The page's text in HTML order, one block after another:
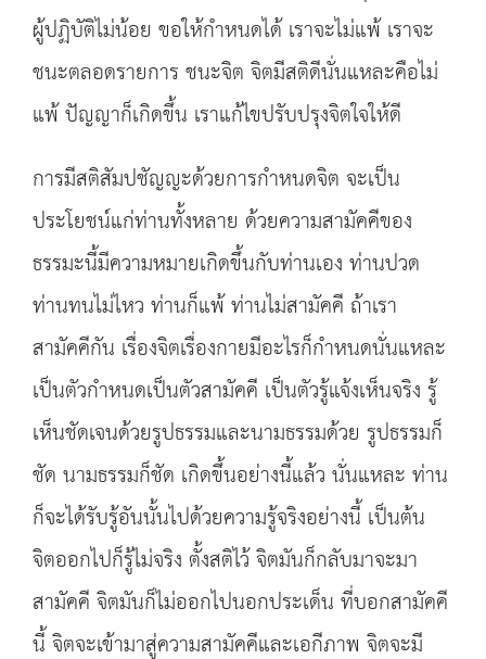
ผู้ปฏิบัติไม่น้อย ขอให้กำหนดได้ เราจะไม่แพ้ เราจะ
ชนะตลอดรายการ ชนะจิต จิตมีสติดีนั่นแหละคือไม่
แพ้ ปัญญาก็เกิดขึ้น เราแก้ไขปรับปรุงจิตใจให้ดี
การมีสติสัมปชัญญะด้วยการกำหนดจิต จะเป็น
ประโยชน์แก่ท่านทั้งหลาย ด้วยความสามัคคีของ
ธรรมะนี้มีความหมายเกิดขึ้นกับท่านเอง ท่านปวด
ท่านทนไม่ไหว ท่านก็แพ้ ท่านไม่สามัคคี ถ้าเรา
สามัคคีกัน เรื่องจิตเรื่องกายมีอะไรก็กำหนดนั่นแหละ
เป็นตัวกำหนดเป็นตัวสามัคคี เป็นตัวรู้แจ้งเห็นจริง รู้
เห็นชัดเจนด้วยรูปธรรมและนามธรรมด้วย รูปธรรมก็
ชัด นามธรรมก็ชัด เกิดขึ้นอย่างนี้แล้ว นั่นแหละ ท่าน
ก็จะได้รับรู้อันนั้นไปด้วยความรู้จริงอย่างนี้ เป็นต้น
จิตออกไปก็รู้ไม่จริง ตั้งสติไว้ จิตมันก็กลับมาจะมา
สามัคคี จิตมันก็ไม่ออกไปนอกประเด็น ที่บอกสามัคคี
นี้ จิตจะเข้ามาสู่ความสามัคคีและเอกีภาพ จิตจะมี